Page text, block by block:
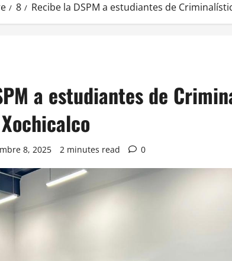
8 Recibe la DSPM a estudiantes de
a estudiantes de
8, 2025 2 minutes read 0